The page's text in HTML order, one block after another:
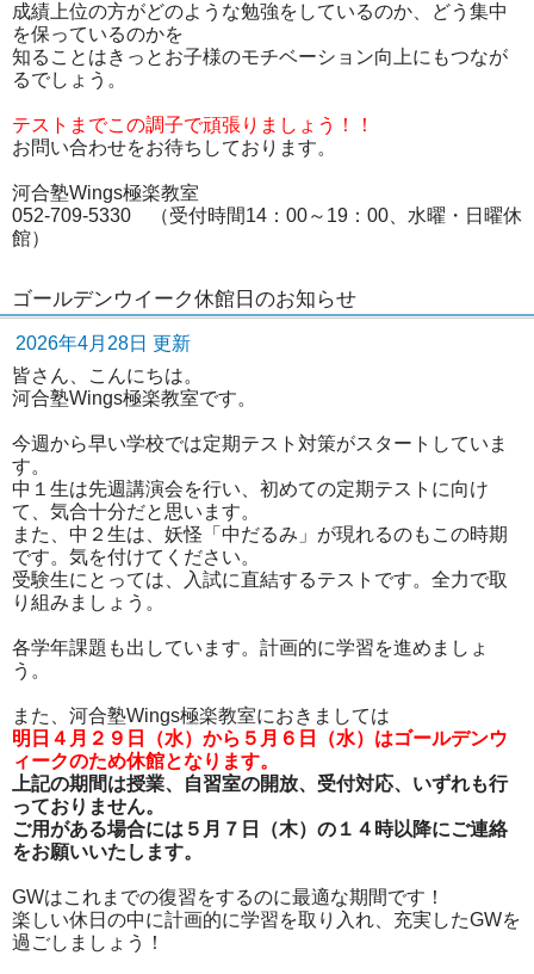
成績上位の方がどのような勉強をしているのか、どう集中
を保っているのかを
知ることはきっとお子様のモチベーション向上にもつなが
るでしょう。
テストまでこの調子で頑張りましょう！！
お問い合わせをお待ちしております。
河合塾Wings極楽教室
052-709-5330 （受付時間14：00～19：00、水曜・日曜休
館）
ゴールデンウイーク休館日のお知らせ
2026年4月28日 更新
皆さん、こんにちは。
河合塾Wings極楽教室です。
今週から早い学校では定期テスト対策がスタートしていま
す。
中１生は先週講演会を行い、初めての定期テストに向け
て、気合十分だと思います。
また、中２生は、妖怪「中だるみ」が現れるのもこの時期
です。気を付けてください。
受験生にとっては、入試に直結するテストです。全力で取
り組みましょう。
各学年課題も出しています。計画的に学習を進めましょ
う。
また、河合塾Wings極楽教室におきましては
明日４月２９日（水）から５月６日（水）はゴールデンウ
ィークのため休館となります。
上記の期間は授業、自習室の開放、受付対応、いずれも行
っておりません。
ご用がある場合には５月７日（木）の１４時以降にご連絡
をお願いいたします。
GWはこれまでの復習をするのに最適な期間です！
楽しい休日の中に計画的に学習を取り入れ、充実したGWを
過ごしましょう！